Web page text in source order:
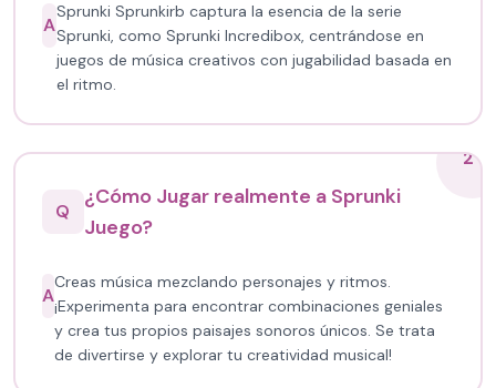
A
Sprunki Sprunkirb captura la esencia de la serie
Sprunki, como Sprunki Incredibox, centrándose en
juegos de música creativos con jugabilidad basada en
el ritmo.
2
Q
¿Cómo Jugar realmente a Sprunki
Juego?
A
Creas música mezclando personajes y ritmos.
¡Experimenta para encontrar combinaciones geniales
y crea tus propios paisajes sonoros únicos. Se trata
de divertirse y explorar tu creatividad musical!